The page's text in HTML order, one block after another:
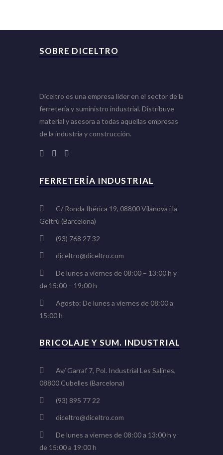
SOBRE DICELTRO
Diceltro es una empresa líder en el sector de la
ferretería y suministro industrial. Distribuye
material y asesora a todas aquellas empresas
de la industria y construcción.
FERRETERÍA INDUSTRIAL
C/ Ronda Ibérica 19, 08800 Vilanova i la
Geltrú (Barcelona)
(93) 768 27 32
diceltro@diceltro.com
De lunes a viernes de 08:00 – 13:00 h y
de 15:00 – 19:00 h
Agosto: De lunes a viernes de 08:00 a
15:00 h
BRICOLAJE Y SUM. INDUSTRIAL
Av/ Garraf 7, Pol. Industrial Les Salines,
08800 Cubelles (Barcelona)
(93) 895 77 22
diceltro@diceltro.com
De lunes a viernes de 08:00 a 13:00 h y
de 15:00 a 19:00 h